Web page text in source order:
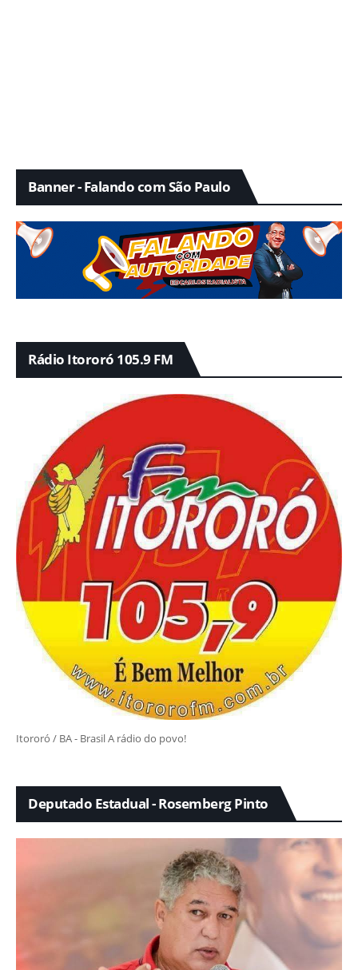
Banner - Falando com São Paulo
Rádio Itororó 105.9 FM
Itororó / BA - Brasil A rádio do povo!
Deputado Estadual - Rosemberg Pinto